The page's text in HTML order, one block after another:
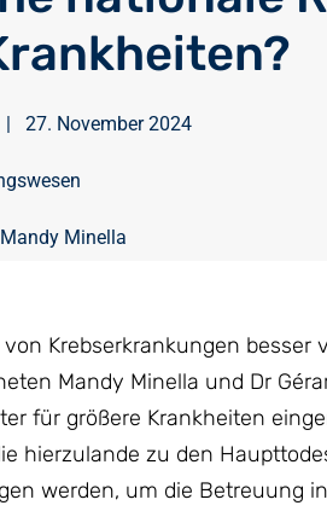
| 27. November 2024
Mandy Minella
Krebserkrankungen besser
Mandy Minella und Dr
für größere Krankheiten
hierzulande zu den
werden, um die Betreuung